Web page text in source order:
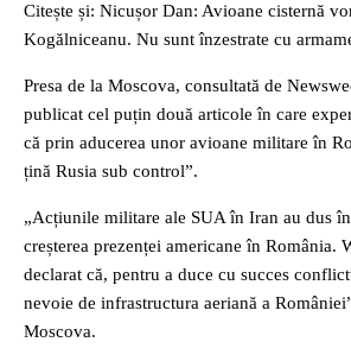
Citește și: Nicușor Dan: Avioane cisternă
Kogălniceanu. Nu sunt înzestrate cu
Presa de la Moscova, consultată de
publicat cel puțin două articole în care
că prin aducerea unor avioane militare în
țină Rusia sub control”.
„Acțiunile militare ale SUA în Iran au dus
creșterea prezenței americane în România.
declarat că, pentru a duce cu succes
nevoie de infrastructura aeriană a
Moscova.